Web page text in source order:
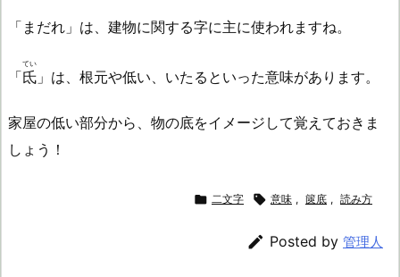
「まだれ」は、建物に関する字に主に使われますね。
「氐
てい
」は、根元や低い、いたるといった意味があります。
家屋の低い部分から、物の底をイメージして覚えておきま
しょう！
 二文字  意味 , 篋底 , 読み方
 Posted by 管理人